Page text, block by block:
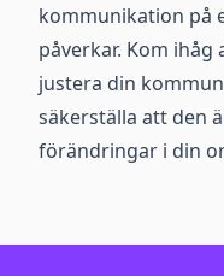
kommunikation på
påverkar. Kom
justera din
säkerställa att den
förändringar i din